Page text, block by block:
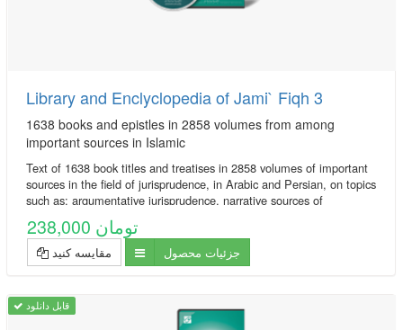
Library and Enclyclopedia of Jami` Fiqh 3
1638 books and epistles in 2858 volumes from among
important sources in Islamic
Text of 1638 book titles and treatises in 2858 volumes of important
sources in the field of jurisprudence, in Arabic and Persian, on topics
such as: argumentative jurisprudence, narrative sources of
jurisprudence, supplications and pilgrimages, practical inquiries and
treatises, Hajj rituals and newly introduced issues, contemporary
jurisprudence...
238,000 تومان
مقایسه کنید جزئیات محصول
قابل دانلود